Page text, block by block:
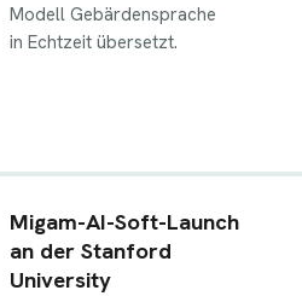
Modell Gebärdensprache
in Echtzeit übersetzt.
Migam-AI-Soft-Launch
an der Stanford
University